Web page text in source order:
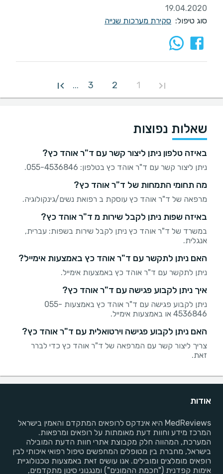
19.04.2020
סוג טיפול: סקירת מערכות שנייה
1
2
3
...
שאלות נפוצות
באיזה טלפון ניתן ליצור קשר עם ד"ר אוהד כץ?
ניתן ליצור קשר עם ד"ר אוהד כץ בטלפון: 055-4536846.
מה תחומי התמחות של ד"ר אוהד כץ?
מרפאה של ד"ר אוהד כץ עוסקת ב רפואת נשים/גינקולוגיה.
באיזה שפות ניתן לקבל שירות מ ד"ר אוהד כץ?
במשרד של ד"ר אוהד כץ ניתן לקבל שירות בשפות: עברית,
אנגלית.
האם ניתן לתקשר עם ד"ר אוהד כץ באמצעות אימייל?
ניתן לתקשר עם ד"ר אוהד כץ באמצעות אימייל.
איך ניתן לקבוע פגישה עם ד"ר אוהד כץ?
ניתן לקבוע פגישה עם ד"ר אוהד כץ באמצעות 055-
4536846 או באמצעות אימייל.
האם ניתן לקבוע פגישה וירטואלית עם ד"ר אוהד כץ?
צריך ליצור קשר עם המרפאה של ד"ר אוהד כץ כדי לברר
זאת.
אודות
MedReviews היא אינדקס לרופאים המתקדם והאמין בישראל
המרכז מידע וחוות דעת מאומתות על רופאים ומרפאות.
המערכת, המהווה חלק מקבוצת אתרי חוות הדעת המובילה
בישראל, מחברת בין מטופלים המחפשים טיפול רפואי איכותי לבין
רופאים מומלצים ומובילים. אנו עושים זאת באמצעות טכנולוגיית
אימות קפדנית ("חכמת ההמונים") ומנגנוני סינון מתקדמים,